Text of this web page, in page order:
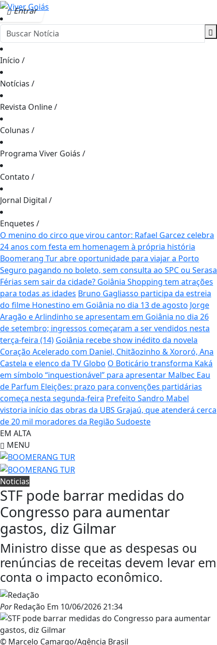
Entrar
Início /
Notícias /
Revista Online/
Colunas /
Programa Viver Goiás /
Contato /
Jornal Digital /
Enquetes /
O menino do circo que virou cantor: Rafael Garcez celebra
24 anos com festa em homenagem à própria história
Boomerang Tur abre oportunidade para viajar a Porto
Seguro pagando no boleto, sem consulta ao SPC ou Serasa
Férias sem sair da cidade? Goiânia Shopping tem atrações
para todas as idades Bruno Gagliasso participa da estreia
do filme Honestino em Goiânia no dia 13 de agosto Jorge
Aragão e Arlindinho se apresentam em Goiânia no dia 26
de setembro; ingressos começaram a ser vendidos nesta
terça-feira (14) Goiânia recebe show inédito da novela
Coração Acelerado com Daniel, Chitãozinho & Xororó, Ana
Castela e elenco da TV Globo O Boticário transforma Kaká
em símbolo “inquestionável” para apresentar Malbec Eau
de Parfum Eleições: prazo para convenções partidárias
começa nesta segunda-feira Prefeito Sandro Mabel
vistoria início das obras da UBS Grajaú, que atenderá cerca
de 20 mil moradores da Região Sudoeste
EM ALTA
MENU
Noticias
STF pode barrar medidas do
Congresso para aumentar
gastos, diz Gilmar
Ministro disse que as despesas ou
renúncias de receitas devem levar em
conta o impacto econômico.
PorRedação Em 10/06/2026 21:34
© Marcelo Camargo/Agência Brasil